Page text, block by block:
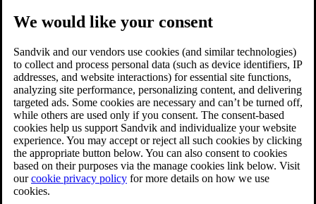
We would like your consent
Sandvik and our vendors use cookies (and similar technologies)
to collect and process personal data (such as device identifiers, IP
addresses, and website interactions) for essential site functions,
analyzing site performance, personalizing content, and delivering
targeted ads. Some cookies are necessary and can’t be turned off,
while others are used only if you consent. The consent-based
cookies help us support Sandvik and individualize your website
experience. You may accept or reject all such cookies by clicking
the appropriate button below. You can also consent to cookies
based on their purposes via the manage cookies link below. Visit
ourcookie privacy policy for more details on how we use
cookies.